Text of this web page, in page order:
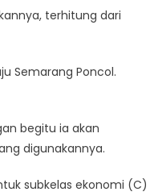
terhitung dari
Semarang Poncol.
begitu ia akan
digunakannya.
subkelas ekonomi (C)